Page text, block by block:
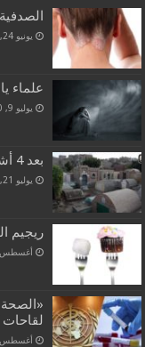
يونيو 24, 2020
علماء
يوليو 9, 2020
بعد 4 أشهر من دفنه عودة مصري للحياة
يوليو 21, 2020
ريجيم
أغسطس 10, 2020
لقاحات
أغسطس 25, 2020